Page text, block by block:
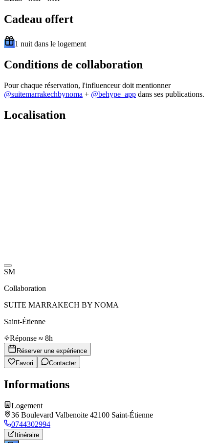
Cadeau offert
1 nuit dans le logement
Conditions de collaboration
Pour chaque réservation, l'influenceur doit mentionner
@suitemarrakechbynoma + @behype_app dans ses publications.
Localisation
SM
Collaboration
SUITE MARRAKECH BY NOMA
Saint-Étienne
Réponse ≈ 8h
Réserver une expérience
Favori
Contacter
Informations
Logement
36 Boulevard Valbenoite 42100 Saint-Étienne
0744302994
Itinéraire